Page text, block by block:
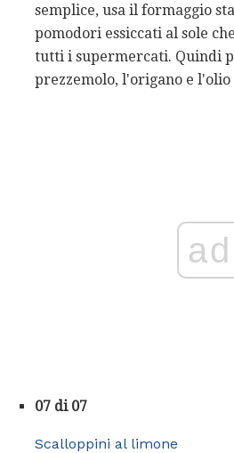
semplice, usa il formaggio
pomodori essiccati al sole
tutti i supermercati. Quindi
prezzemolo, l'origano e
ad
07 di 07
Scalloppini al limone